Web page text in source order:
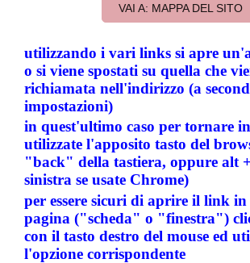
VAI A: MAPPA DEL SITO
utilizzando i vari links si apre
o si viene spostati su quella che
richiamata nell'indirizzo (a
impostazioni)
in quest'ultimo caso per tornare
utilizzate l'apposito tasto del
"back" della tastiera, oppure alt
sinistra se usate Chrome)
per essere sicuri di aprire il link
pagina ("scheda" o "finestra")
con il tasto destro del mouse ed
l'opzione corrispondente